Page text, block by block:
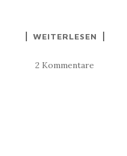
WEITERLESEN
2 Kommentare